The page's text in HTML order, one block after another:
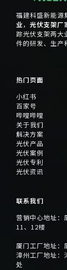
福建科盛新能源
业， 光伏支架厂
踪光伏支架两大
件的研发、生产
热门页面
小红书
百家号
哔哩哔哩
关于我们
解决方案
光伏产品
光伏案例
光伏专利
光伏资讯
联系我们
营销中心地址：
11、12楼
厦门工厂地址：
漳州工厂地址：
处